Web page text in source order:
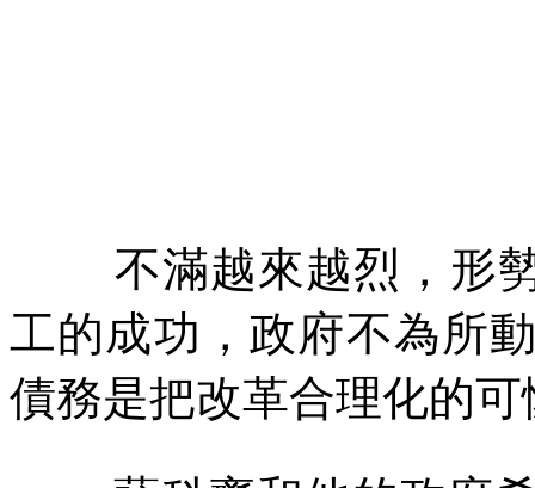
不滿越來越烈，形
工的成功，政府不為所
債務是把改革合理化的